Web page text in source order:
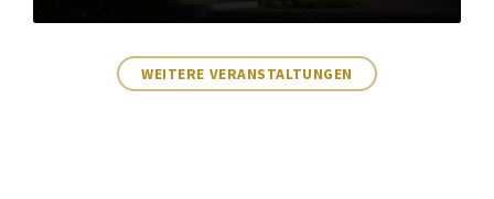
WEITERE VERANSTALTUNGEN